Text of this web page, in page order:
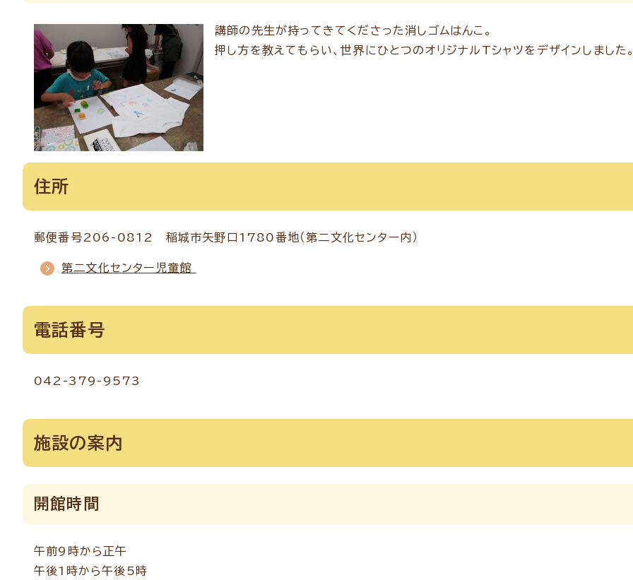
講師の先生が持ってきてくださった消しゴムはんこ。
押し方を教えてもらい、世界にひとつのオリジナルTシャツをデザインしました
住所
郵便番号206-0812 稲城市矢野口1780番地（第二文化センター内）
第二文化センター児童館
電話番号
042-379-9573
施設の案内
開館時間
午前9時から正午
午後1時から午後5時